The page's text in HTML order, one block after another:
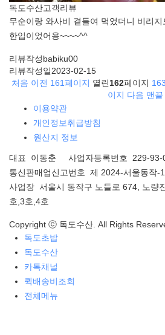
독도수산고객리뷰
무순이랑 와사비 곁들여 먹었더니 비리
한입이었어용~~~~^^
리뷰작성babiku00
리뷰작성일2023-02-15
처음 이전 161페이지 열린162페이지 163
이지 다음 맨끝
이용약관
개인정보취급방침
원산지 정보
대표 이동춘 사업자등록번호 229-
통신판매업신고번호 제 2024-서울동작-
사업장 서울시 동작구 노들로 674, 노량
호,3호,4호
Copyright ⓒ 독도수산. All Rights
독도초밥
독도수산
카톡채널
퀵배송비조회
전체메뉴